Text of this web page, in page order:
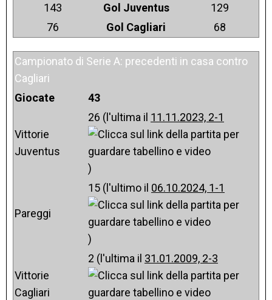
143
Gol Juventus
129
76
Gol Cagliari 68
Campionato di Serie A: precedenti in casa contro
Cagliari
Giocate
43
Vittorie
Juventus
26 (l'ultima il 11.11.2023, 2-1
)
Pareggi
15 (l'ultimo il 06.10.2024, 1-1
)
Vittorie
Cagliari
2 (l'ultima il 31.01.2009, 2-3